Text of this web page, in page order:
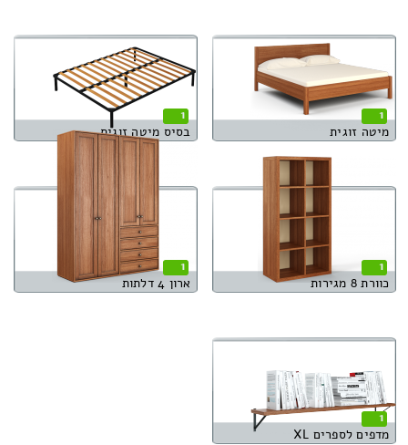
1
מיטה זוגית
1
בסיס מיטה זוגית
1
כוורת 8 מגירות
1
ארון 4 דלתות
1
מדפים לספרים XL